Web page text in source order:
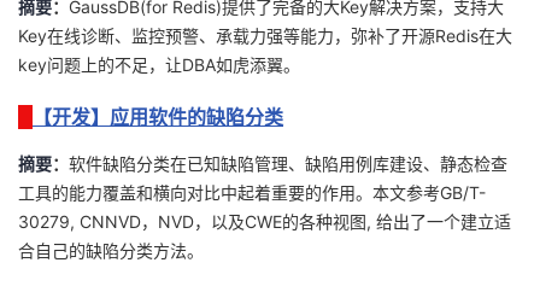
的
博
客
我
的
论
坛
我
的
圈
子
我
的
直
我
的
我
学
堂
我
的
课
我
的
我
持
我
的
技
术
我
的
云
摘要： GaussDB(for Redis)提供了完备的大Key解决方案，支持大
Key在线诊断、监控预警、承载力强等能力，弥补了开源Redis在大
key问题上的不足，让DBA如虎添翼。
【开发】应用软件的缺陷分类
摘要： 软件缺陷分类在已知缺陷管理、缺陷用例库建设、静态检查
工具的能力覆盖和横向对比中起着重要的作用。本文参考GB/T-
30279, CNNVD，NVD，以及CWE的各种视图, 给出了一个建立适
合自己的缺陷分类方法。